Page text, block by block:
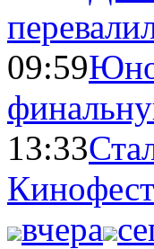
09:59
13:33
вчера